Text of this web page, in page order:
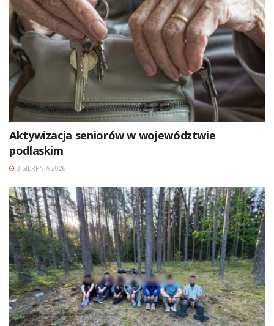
Aktywizacja seniorów w województwie
podlaskim
3 SIERPNIA 2026